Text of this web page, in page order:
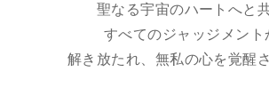
聖なる宇宙のハートへと
すべてのジャッジメント
解き放たれ、無私の心を覚醒